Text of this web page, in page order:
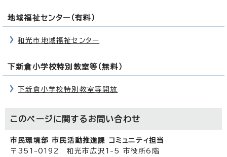
地域福祉センター（有料）
和光市地域福祉センター
下新倉小学校特別教室等（無料）
下新倉小学校特別教室等開放
このページに関する お問い合わせ
市民環境部 市民活動推進課 コミュニティ担当
〒351-0192 和光市広沢1-5 市役所6階